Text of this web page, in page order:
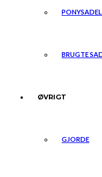
PONYSADEL
BRUGTE
ØVRIGT
GJORDE